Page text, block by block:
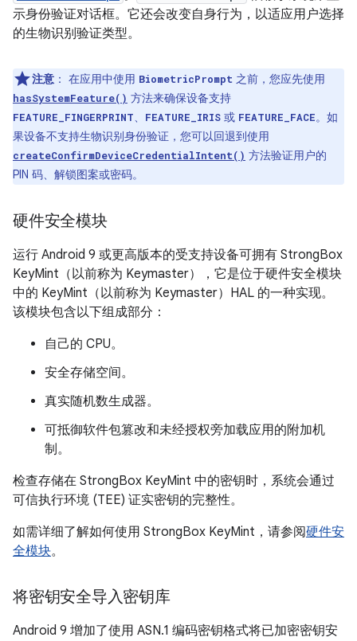
示身份验证对话框。它还会改变自身行为，以适应用户选择
的生物识别验证类型。
注意 ： 在应用中使用 BiometricPrompt 之前，您应先使用
hasSystemFeature() 方法来确保设备支持
FEATURE_FINGERPRINT、 FEATURE_IRIS 或 FEATURE_FACE。如
果设备不支持生物识别身份验证，您可以回退到使用
createConfirmDeviceCredentialIntent() 方法验证用户的
PIN 码、解锁图案或密码。
硬件安全模块
运行 Android 9 或更高版本的受支持设备可拥有 StrongBox
KeyMint（以前称为 Keymaster），它是位于硬件安全模块
中的 KeyMint（以前称为 Keymaster）HAL 的一种实现。
该模块包含以下组成部分：
自己的 CPU。
安全存储空间。
真实随机数生成器。
可抵御软件包篡改和未经授权旁加载应用的附加机
制。
检查存储在 StrongBox KeyMint 中的密钥时，系统会通过
可信执行环境 (TEE) 证实密钥的完整性。
如需详细了解如何使用 StrongBox KeyMint，请参阅硬件安
全模块。
将密钥安全导入密钥库
Android 9 增加了使用 ASN.1 编码密钥格式将已加密密钥安